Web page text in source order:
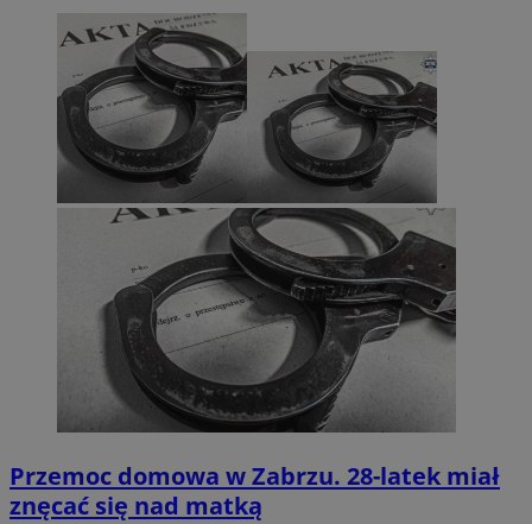
Przemoc domowa w Zabrzu. 28-latek miał
znęcać się nad matką